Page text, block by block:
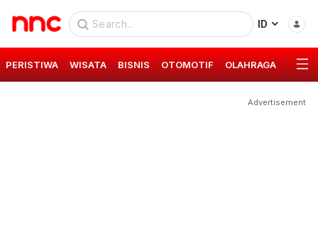
ID
PERISTIWA WISATA BISNIS OTOMOTIF OLAHRAGA GAYA
Advertisement